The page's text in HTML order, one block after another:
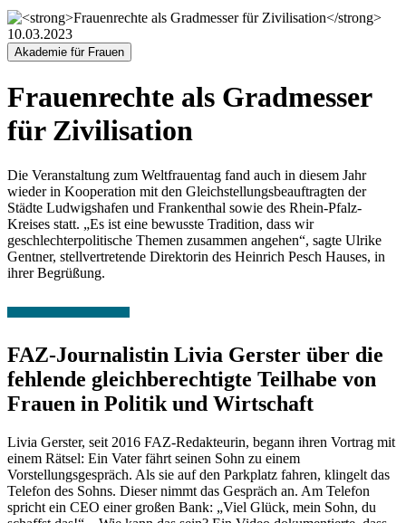
10.03.2023
Akademie für Frauen
Frauenrechte als Gradmesser
für Zivilisation
Die Veranstaltung zum Weltfrauentag fand auch in diesem Jahr
wieder in Kooperation mit den Gleichstellungsbeauftragten der
Städte Ludwigshafen und Frankenthal sowie des Rhein-Pfalz-
Kreises statt. „Es ist eine bewusste Tradition, dass wir
geschlechterpolitische Themen zusammen angehen“, sagte Ulrike
Gentner, stellvertretende Direktorin des Heinrich Pesch Hauses, in
ihrer Begrüßung.
FAZ-Journalistin Livia Gerster über die
fehlende gleichberechtigte Teilhabe von
Frauen in Politik und Wirtschaft
Livia Gerster, seit 2016 FAZ-Redakteurin, begann ihren Vortrag mit
einem Rätsel: Ein Vater fährt seinen Sohn zu einem
Vorstellungsgespräch. Als sie auf den Parkplatz fahren, klingelt das
Telefon des Sohns. Dieser nimmt das Gespräch an. Am Telefon
spricht ein CEO einer großen Bank: „Viel Glück, mein Sohn, du